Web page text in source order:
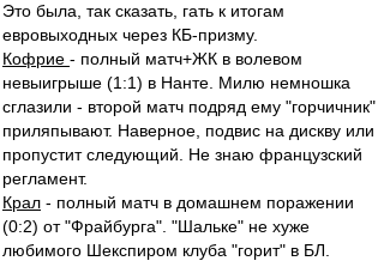
Это была, так сказать, гать к итогам
евровыходных через КБ-призму.
Кофрие - полный матч+ЖК в волевом
невыигрыше (1:1) в Нанте. Милю немношка
сглазили - второй матч подряд ему "горчичник"
приляпывают. Наверное, подвис на дискву или
пропустит следующий. Не знаю французский
регламент.
Крал - полный матч в домашнем поражении
(0:2) от "Фрайбурга". "Шальке" не хуже
любимого Шекспиром клуба "горит" в БЛ.